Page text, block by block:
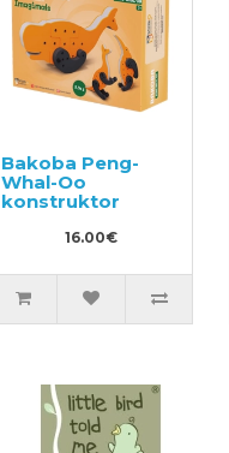
Bakoba Peng-
Whal-Oo
konstruktor
16.00€